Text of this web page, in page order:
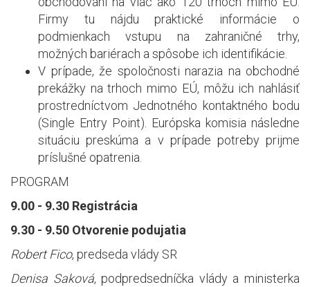
Firmy tu nájdu praktické informácie o
podmienkach vstupu na zahraničné trhy,
možných bariérach a spôsobe ich identifikácie.
V prípade, že spoločnosti narazia na obchodné
prekážky na trhoch mimo EÚ, môžu ich nahlásiť
prostredníctvom Jednotného kontaktného bodu
(Single Entry Point). Európska komisia následne
situáciu preskúma a v prípade potreby prijme
príslušné opatrenia.
PROGRAM
9.00 - 9.30 Registrácia
9.30 - 9.50 Otvorenie podujatia
Robert Fico, predseda vlády SR
Denisa Saková, podpredsedníčka vlády a ministerka